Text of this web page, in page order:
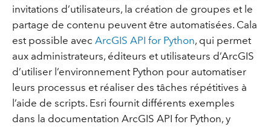
invitations d’utilisateurs, la création de groupes et le
partage de contenu peuvent être automatisées. Cala
est possible avec ArcGIS API for Python, qui permet
aux administrateurs, éditeurs et utilisateurs d’ArcGIS
d’utiliser l’environnement Python pour automatiser
leurs processus et réaliser des tâches répétitives à
l’aide de scripts. Esri fournit différents exemples
dans la documentation ArcGIS API for Python, y